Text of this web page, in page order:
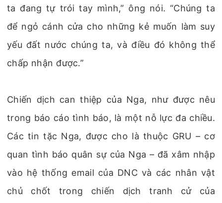
ta đang tự trói tay mình,” ông nói. “Chúng ta
để ngỏ cánh cửa cho những kẻ muốn làm suy
yếu đất nước chúng ta, và điều đó không thể
chấp nhận được.”
Chiến dịch can thiệp của Nga, như được nêu
trong báo cáo tình báo, là một nỗ lực đa chiều.
Các tin tặc Nga, được cho là thuộc GRU – cơ
quan tình báo quân sự của Nga – đã xâm nhập
vào hệ thống email của DNC và các nhân vật
chủ chốt trong chiến dịch tranh cử của